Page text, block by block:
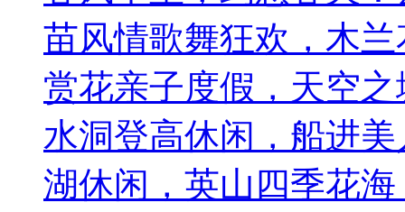
苗风情歌舞狂欢，木
赏花亲子度假，天空
水洞登高休闲，船进
湖休闲，英山四季花